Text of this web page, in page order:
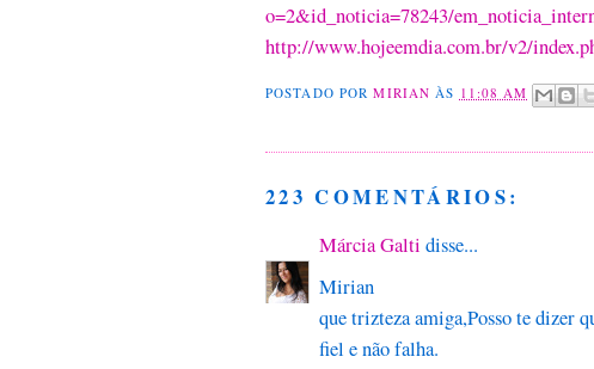
o=2&id_noticia=78243/
http://www.hojeemdia.com.br/v2/
POSTADO PORMIRIAN ÀS 11:08 AM
223 COMENTÁRIOS:
Márcia Galti disse...
Mirian
que trizteza amiga,Posso te dizer
fiel e não falha.